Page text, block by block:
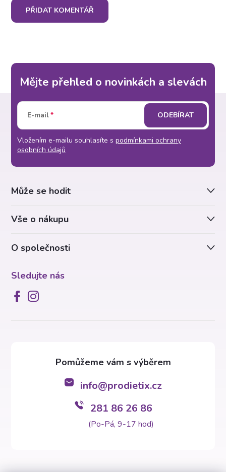
PŘIDAT KOMENTÁŘ
Mějte přehled o novinkách a slevách
E-mail
Vložením e-mailu souhlasíte s podmínkami ochrany
osobních údajů
ODEBÍRAT
O společnosti
Sledujte nás
Může se hodit
Vše o nákupu
info@prodietix.cz
281 86 26 86
(Po-Pá, 9-17 hod)